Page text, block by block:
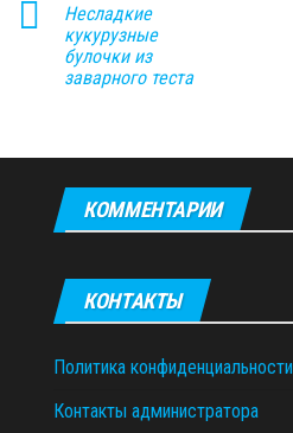
Несладкие
кукурузные
булочки из
заварного теста
КОММЕНТАРИИ
КОНТАКТЫ
Политика конфиденциальности
Контакты администратора